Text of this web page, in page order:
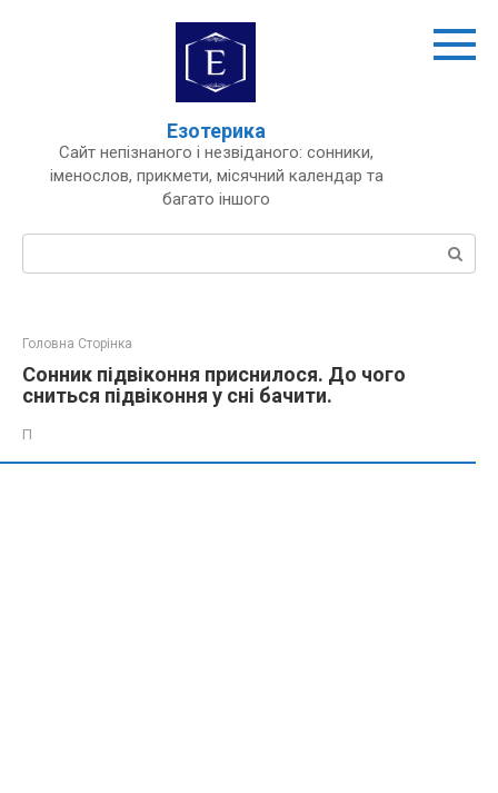
Езотерика
Сайт непізнаного і незвіданого: сонники,
іменослов, прикмети, місячний календар та
багато іншого
Пошук:
Головна Сторінка
Сонник підвіконня приснилося. До чого
сниться підвіконня у сні бачити.
П